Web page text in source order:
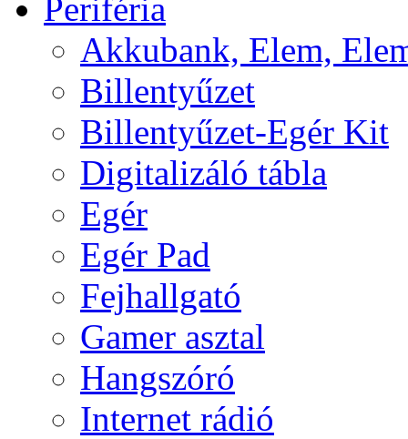
Periféria
Akkubank, Elem,
Billentyűzet
Billentyűzet-Egér Kit
Digitalizáló tábla
Egér
Egér Pad
Fejhallgató
Gamer asztal
Hangszóró
Internet rádió